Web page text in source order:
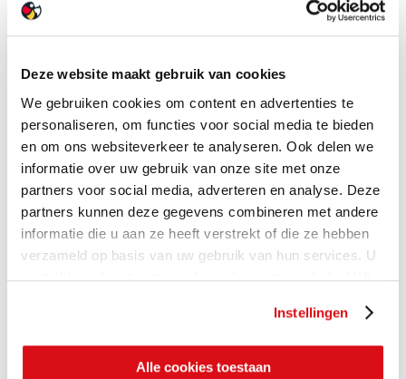
Deze website maakt gebruik van cookies
We gebruiken cookies om content en advertenties te
personaliseren, om functies voor social media te bieden
en om ons websiteverkeer te analyseren. Ook delen we
informatie over uw gebruik van onze site met onze
partners voor social media, adverteren en analyse. Deze
partners kunnen deze gegevens combineren met andere
informatie die u aan ze heeft verstrekt of die ze hebben
verzameld op basis van uw gebruik van hun services. U
gaat akkoord met onze cookies als u onze website blijft
Instellingen
Alle cookies toestaan